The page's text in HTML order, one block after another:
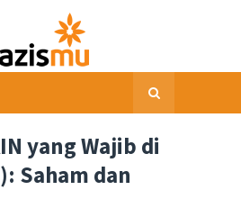
yang Wajib di
Saham dan